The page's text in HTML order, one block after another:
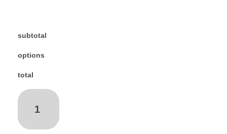
Fácil de instalar y duradero,
¡Haz tu pedido ahora y
subtotal
options
total
parasol
malboro